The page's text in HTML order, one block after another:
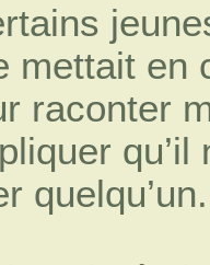
mettait en
raconter
qu’il
quelqu’un.